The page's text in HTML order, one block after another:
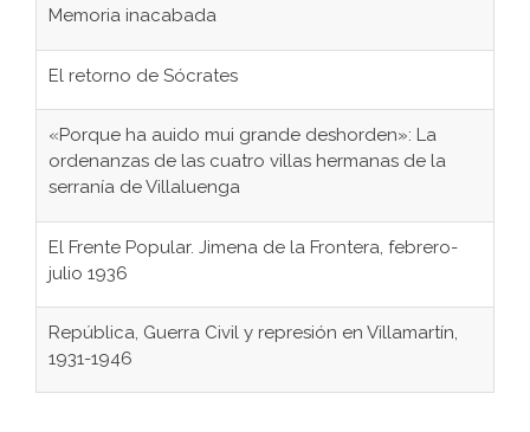
Memoria inacabada
El retorno de Sócrates
«Porque ha auido mui grande deshorden»: La
ordenanzas de las cuatro villas hermanas de la
serranía de Villaluenga
El Frente Popular. Jimena de la Frontera, febrero-
julio 1936
República, Guerra Civil y represión en Villamartín,
1931-1946